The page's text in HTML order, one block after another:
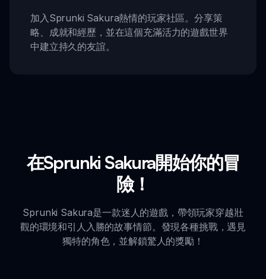
加入Sprunki Sakura熱情的玩家社區。分享策
略、成就和經歷，並在這個充滿活力的遊戲世界
中建立持久的友誼。
在Sprunki Sakura開始你的冒
險！
Sprunki Sakura是一款迷人的遊戲，帶領玩家穿越壯
觀的環境和引人入勝的故事情節。發現各種挑戰，遇見
獨特的角色，並解鎖驚人的獎勵！